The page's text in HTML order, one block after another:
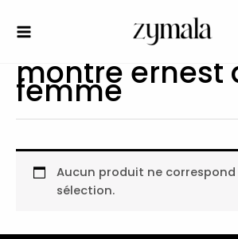
montre ernest
femme
Aucun produit ne
sélection.